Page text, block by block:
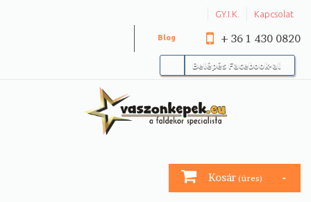
GY.I.K. Kapcsolat
+ 36 1 430 0820
Blog
Belépés Facebook-al
Kosár (üres)